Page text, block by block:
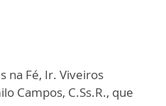
na Fé, Ir. Viveiros
Campos, C.Ss.R., que